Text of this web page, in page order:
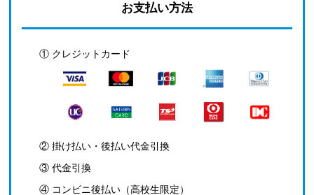
お支払い方法
① クレジットカード
② 掛け払い・後払い代金引換
③ 代金引換
④ コンビニ後払い（高校生限定）